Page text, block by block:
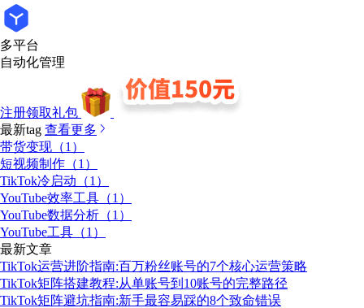
多平台
自动化管理
注册领取礼包
最新tag 查看更多
带货变现（1）
短视频制作（1）
TikTok冷启动（1）
YouTube效率工具（1）
YouTube数据分析（1）
YouTube工具（1）
最新文章
TikTok运营进阶指南:百万粉丝账号的7个核心运营策略
TikTok矩阵搭建教程:从单账号到10账号的完整路径
TikTok矩阵避坑指南:新手最容易踩的8个致命错误